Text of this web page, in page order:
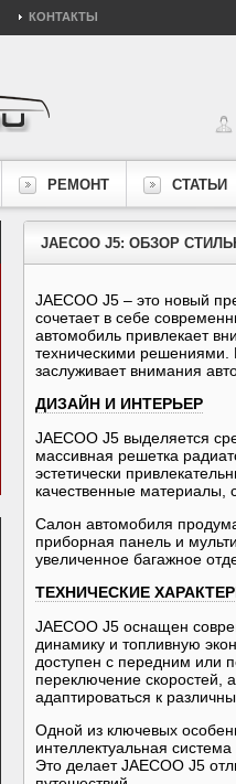
КОНТАКТЫ
РЕМОНТ СТАТЬИ
JAECOO J5: ОБЗОР
JAECOO J5 – это новый
сочетает в себе
автомобиль привлекает
техническими решениями.
заслуживает внимания
ДИЗАЙН И ИНТЕРЬЕР
JAECOO J5 выделяется
массивная решетка
эстетически
качественные
Салон автомобиля
приборная панель и
увеличенное багажное
ТЕХНИЧЕСКИЕ
JAECOO J5 оснащен
динамику и топливную
доступен с передним или
переключение скоростей,
адаптироваться к
Одной из ключевых
интеллектуальная
Это делает JAECOO J5